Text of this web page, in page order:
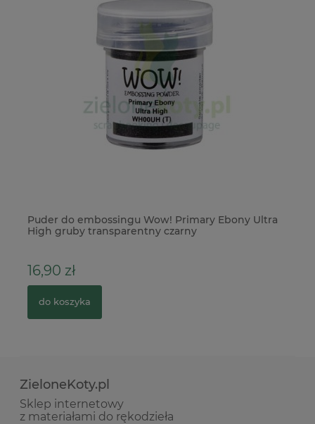
Puder do embossingu Wow! Primary Ebony Ultra
High gruby transparentny czarny
16,90 zł
do koszyka
ZieloneKoty.pl
Sklep internetowy
z materiałami do rękodzieła